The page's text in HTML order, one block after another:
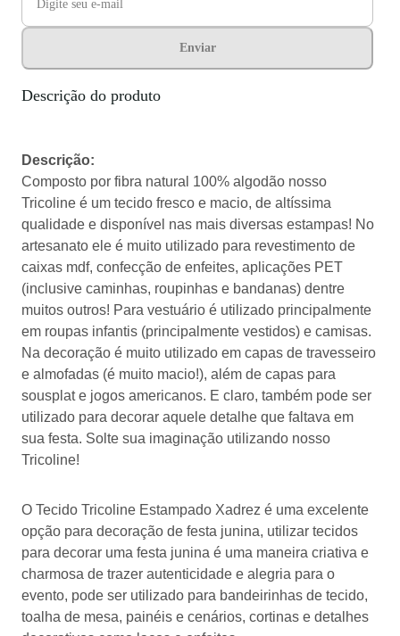
Enviar
Descrição do produto
Descrição:
Composto por fibra natural 100% algodão nosso
Tricoline é um tecido fresco e macio, de altíssima
qualidade e disponível nas mais diversas estampas! No
artesanato ele é muito utilizado para revestimento de
caixas mdf, confecção de enfeites, aplicações PET
(inclusive caminhas, roupinhas e bandanas) dentre
muitos outros! Para vestuário é utilizado principalmente
em roupas infantis (principalmente vestidos) e camisas.
Na decoração é muito utilizado em capas de travesseiro
e almofadas (é muito macio!), além de capas para
sousplat e jogos americanos. E claro, também pode ser
utilizado para decorar aquele detalhe que faltava em
sua festa. Solte sua imaginação utilizando nosso
Tricoline!
O Tecido Tricoline Estampado Xadrez é uma excelente
opção para decoração de festa junina, utilizar tecidos
para decorar uma festa junina é uma maneira criativa e
charmosa de trazer autenticidade e alegria para o
evento, pode ser utilizado para bandeirinhas de tecido,
toalha de mesa, painéis e cenários, cortinas e detalhes